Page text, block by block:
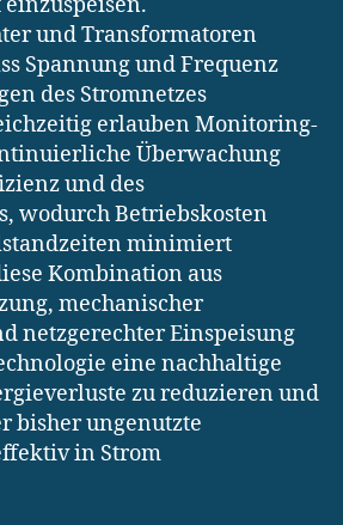
und Transformatoren
Spannung und Frequenz
des Stromnetzes
erlauben Monitoring-
Überwachung
und des
wodurch Betriebskosten
minimiert
Kombination aus
mechanischer
netzgerechter Einspeisung
eine nachhaltige
zu reduzieren und
bisher ungenutzte
in Strom